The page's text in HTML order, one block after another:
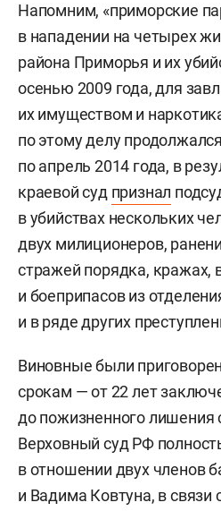
Напомним, «приморские
в нападении на четырех
района Приморья и их
осенью 2009 года, для
их имуществом и
по этому делу
по апрель 2014 года, в
краевой суд признал
в убийствах нескольких
двух милиционеров,
стражей порядка, кражах,
и боеприпасов из
и в ряде других
Виновные были
срокам — от 22 лет
до пожизненного лишения
Верховный суд РФ
в отношении двух членов
и Вадима Ковтуна, в связи